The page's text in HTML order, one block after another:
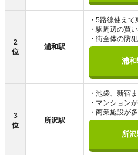
2
位
浦和駅
・5路線使え
・駅周辺の買
・街全体の防
浦
3
位
所沢駅
・池袋、新宿
・マンション
・商業施設が
所